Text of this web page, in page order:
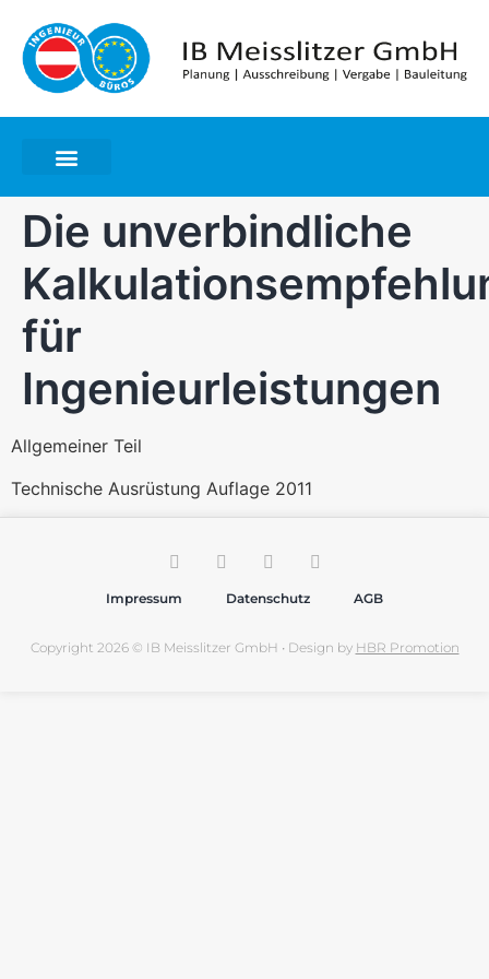
Die unverbindliche
für
Ingenieurleistungen
Allgemeiner Teil
Technische Ausrüstung Auflage 2011
Impressum Datenschutz AGB
Copyright 2026 © IB Meisslitzer GmbH • Design by HBR Promotion